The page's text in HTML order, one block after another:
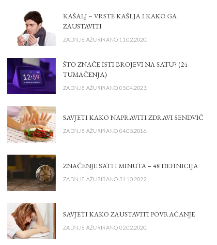
KAŠALJ – VRSTE KAŠLJA I KAKO GA
ZAUSTAVITI
ZADNJE AŽURIRANO 11.02.2020.
ŠTO ZNAČE ISTI BROJEVI NA SATU? (24
TUMAČENJA)
ZADNJE AŽURIRANO 05.04.2023.
SAVJETI KAKO NAPRAVITI ZDRAVI SENDVIČ
ZADNJE AŽURIRANO 04.05.2016.
ZNAČENJE SATI I MINUTA – 48 DEFINICIJA
ZADNJE AŽURIRANO 31.10.2022.
SAVJETI KAKO ZAUSTAVITI POVRAĆANJE
ZADNJE AŽURIRANO 02.02.2020.